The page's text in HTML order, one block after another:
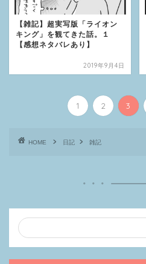
【雑記】超実写版「ライオン
キング」を観てきた話。１
【感想ネタバレあり】
2019年9月4日
1 2 3
HOME 日記 雑記